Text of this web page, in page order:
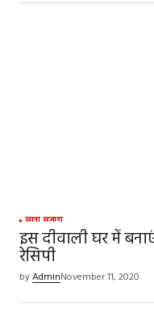
खाना खजाना
इस दीवाली घर में
रेसिपी
byAdminNovember 11, 2020